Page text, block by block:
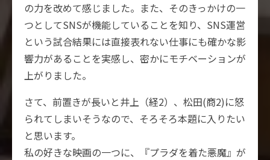
の力を改めて感じました。また、そのきっかけの一
つとしてSNSが機能していることを知り、SNS運営
という試合結果には直接表れない仕事にも確かな影
響力があることを実感し、密かにモチベーションが
上がりました。
さて、前置きが長いと井上（経2）、松田(商2)に怒
られてしまいそうなので、そろそろ本題に入りたい
と思います。
私の好きな映画の一つに、『プラダを着た悪魔』が